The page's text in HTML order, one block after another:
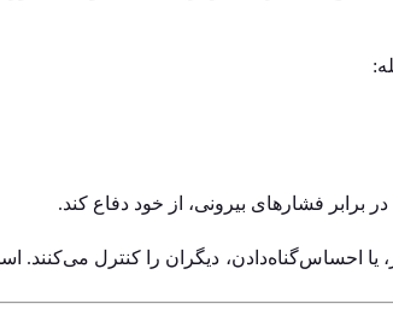
برابر فشارهای بیرونی، از خود دفاع کند.
یا احساس‌گناه‌دادن، دیگران را کنترل